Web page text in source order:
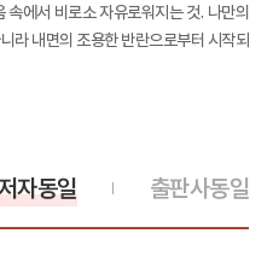
에서 비로소 자유로워지는 것. 나만의
라 내면의 조용한 반란으로부터 시작되
출판사동일
자동일